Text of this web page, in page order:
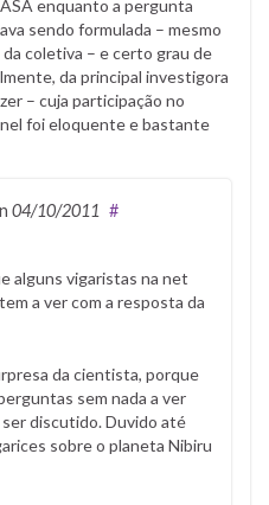
enquanto a pergunta
sendo formulada – mesmo
coletiva – e certo grau de
da principal investigora
– cuja participação no
foi eloquente e bastante
04/10/2011 #
alguns vigaristas na net
a ver com a resposta da
da cientista, porque
sem nada a ver
discutido. Duvido até
sobre o planeta Nibiru